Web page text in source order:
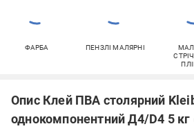
ФАРБА ПЕНЗЛІ МАЛЯРНІ
Опис Клей ПВА столярний
однокомпонентний Д4/D4 5 кг